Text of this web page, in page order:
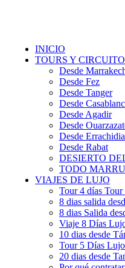
INICIO
TOURS Y
Desde
Desde Fez
Desde Tanger
Desde
Desde Agadir
Desde
Desde Errachidia
Desde Rabat
DESIERTO
TODO
VIAJES DE LUJO
Tour 4 días Tour
8 dias salida
8 dias Salida
Viaje 8 Días
10 dias desde
Tour 5 Días
20 dias desde